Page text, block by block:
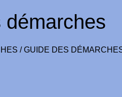
démarches
/GUIDE DES